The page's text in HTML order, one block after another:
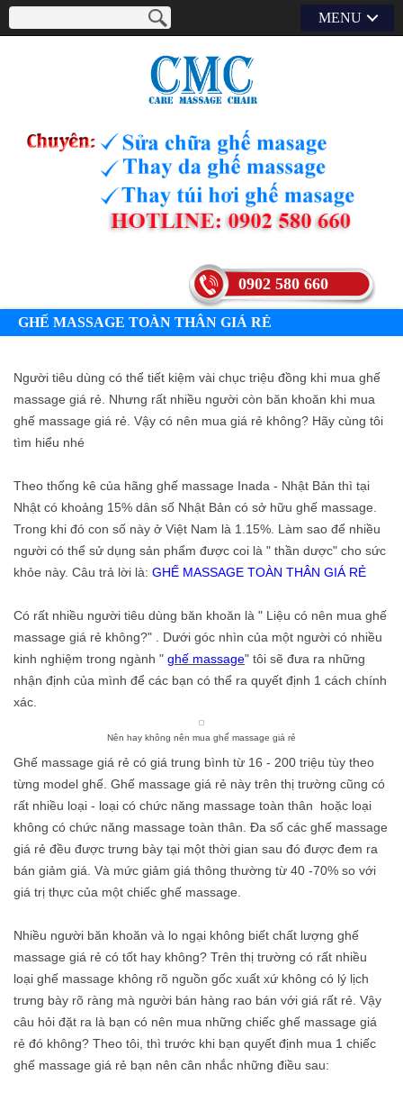
MENU
0902 580 660
GHẾ MASSAGE TOÀN THÂN GIÁ RẺ
Người tiêu dùng có thể tiết kiệm vài chục triệu đồng khi mua ghế
massage giá rẻ. Nhưng rất nhiều người còn băn khoăn khi mua
ghế massage giá rẻ. Vậy có nên mua giá rẻ không? Hãy cùng tôi
tìm hiểu nhé
Theo thống kê của hãng ghế massage Inada - Nhật Bản thì tại
Nhật có khoảng 15% dân số Nhật Bản có sở hữu ghế massage.
Trong khi đó con số này ở Việt Nam là 1.15%. Làm sao để nhiều
người có thể sử dụng sản phẩm được coi là " thần dược" cho sức
khỏe này. Câu trả lời là: GHẾ MASSAGE TOÀN THÂN GIÁ RẺ
Có rất nhiều người tiêu dùng băn khoăn là " Liệu có nên mua ghế
massage giá rẻ không?" . Dưới góc nhìn của một người có nhiều
kinh nghiệm trong ngành " ghế massage" tôi sẽ đưa ra những
nhận định của mình để các bạn có thể ra quyết định 1 cách chính
xác.
Nên hay không nên mua ghế massage giá rẻ
Ghế massage giá rẻ có giá trung bình từ 16 - 200 triệu tùy theo
từng model ghế. Ghế massage giá rẻ này trên thị trường cũng có
rất nhiều loại - loại có chức năng massage toàn thân hoặc loại
không có chức năng massage toàn thân. Đa số các ghế massage
giá rẻ đều được trưng bày tại một thời gian sau đó được đem ra
bán giảm giá. Và mức giảm giá thông thường từ 40 -70% so với
giá trị thực của một chiếc ghế massage.
Nhiều người băn khoăn và lo ngại không biết chất lượng ghế
massage giá rẻ có tốt hay không? Trên thị trường có rất nhiều
loại ghế massage không rõ nguồn gốc xuất xứ không có lý lịch
trưng bày rõ ràng mà người bán hàng rao bán với giá rất rẻ. Vậy
câu hỏi đặt ra là bạn có nên mua những chiếc ghế massage giá
rẻ đó không? Theo tôi, thì trước khi bạn quyết định mua 1 chiếc
ghế massage giá rẻ bạn nên cân nhắc những điều sau: